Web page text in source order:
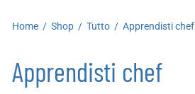
Home / Shop / Tutto / Apprendisti chef
Apprendisti chef